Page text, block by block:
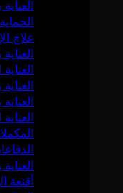
علاج
أقنعة